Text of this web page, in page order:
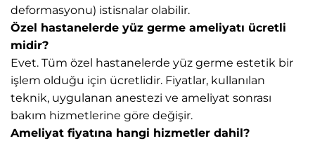
deformasyonu) istisnalar olabilir.
Özel hastanelerde yüz germe ameliyatı ücretli
midir?
Evet. Tüm özel hastanelerde yüz germe estetik bir
işlem olduğu için ücretlidir. Fiyatlar, kullanılan
teknik, uygulanan anestezi ve ameliyat sonrası
bakım hizmetlerine göre değişir.
Ameliyat fiyatına hangi hizmetler dahil?